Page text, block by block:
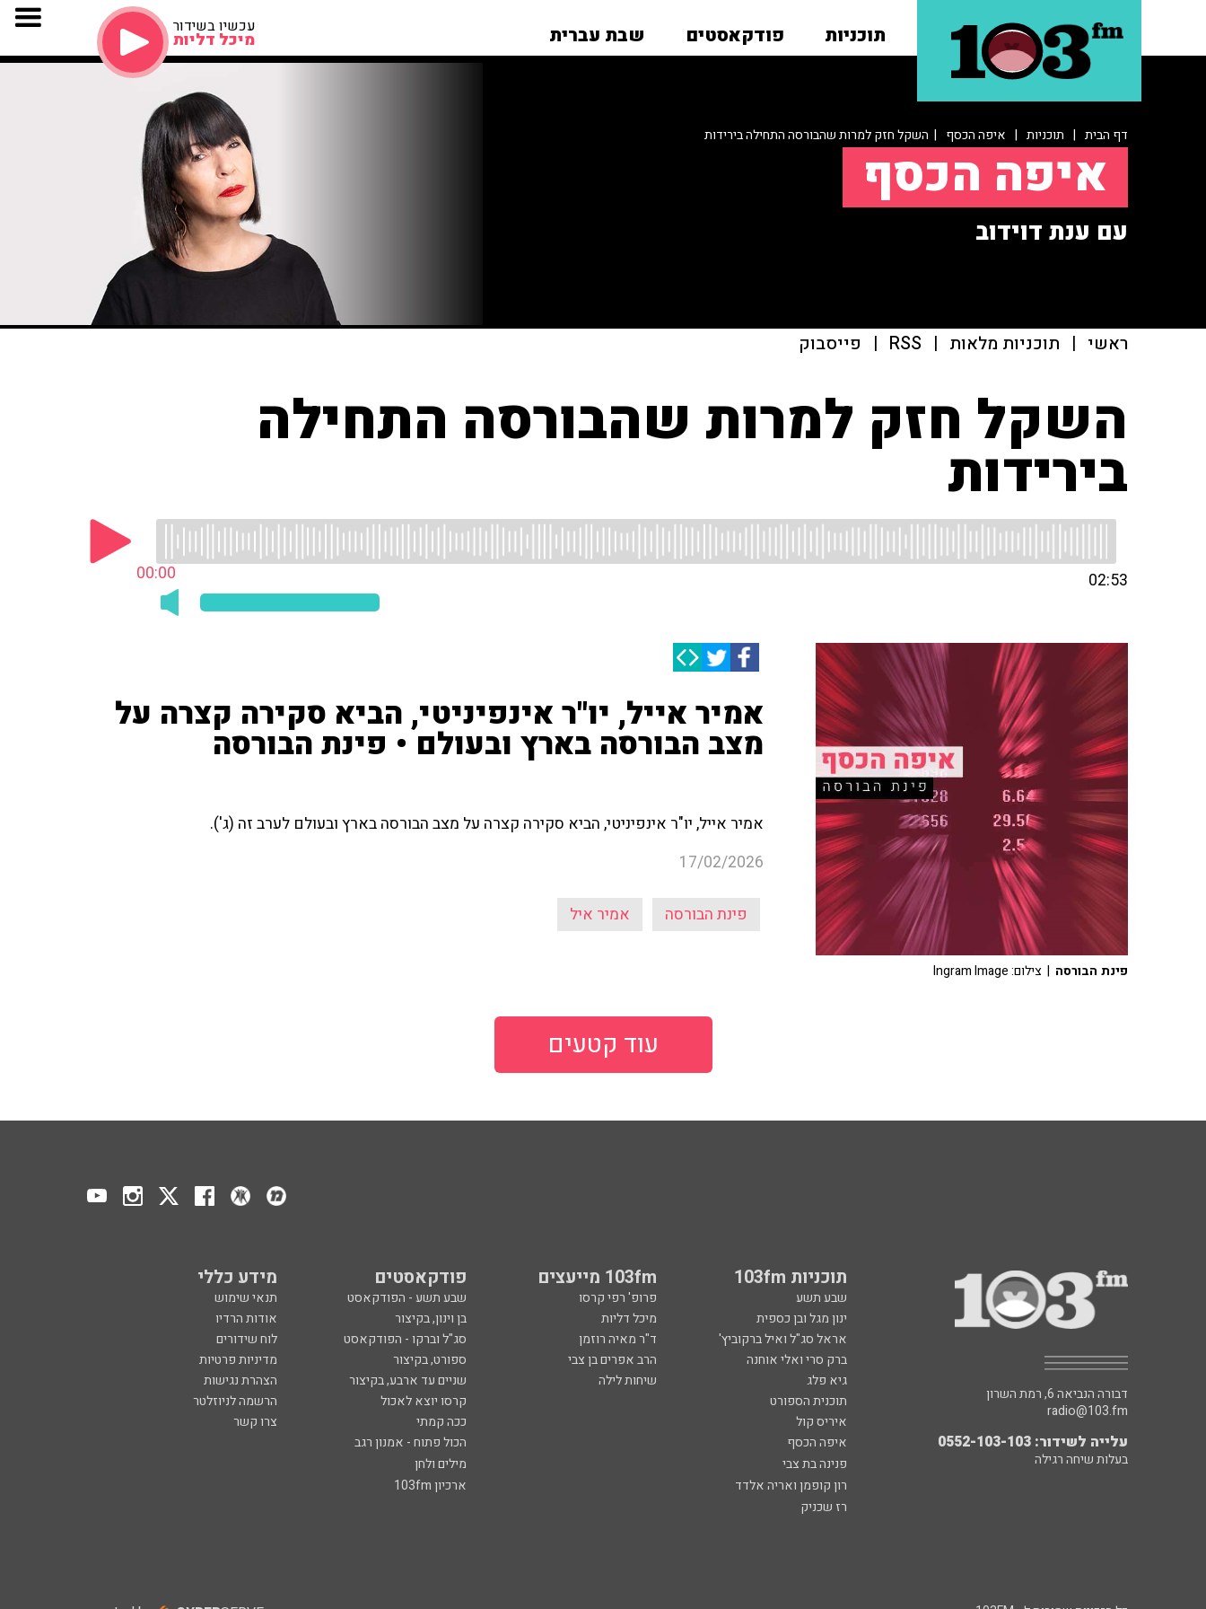
תוכניות פודקאסטים שבת עברית עכשיו בשידור
מיכל דליות
דף הבית | תוכניות | איפה הכסף | השקל חזק למרות שהבורסה התחילה בירידות
איפה הכסף
עם ענת דוידוב
ראשי | תוכניות מלאות |
RSS
| פייסבוק
השקל חזק למרות שהבורסה התחילה
בירידות
00:00 02:53
אמיר אייל, יו"ר אינפיניטי, הביא סקירה קצרה על
מצב הבורסה בארץ ובעולם • פינת הבורסה
אמיר אייל, יו"ר אינפיניטי, הביא סקירה קצרה על מצב הבורסה בארץ ובעולם לערב זה (ג').
17/02/2026
פינת הבורסה אמיר איל
פינת הבורסה | צילום: Ingram Image
עוד קטעים
תוכניות 103fm 103fm מייעצים פודקאסטים מידע כללי
שבע תשע פרופ' רפי קרסו שבע תשע - הפודקאסט
תנאי שימוש
ינון מגל ובן כספית
מיכל דליות בן וינון, בקיצור
אודות הרדיו
אראל סג"ל ואיל ברקוביץ'
ד"ר מאיה רוזמן סג"ל וברקו - הפודקאסט
לוח שידורים
ברק סרי ואלי אוחנה
הרב אפרים בן צבי ספורט, בקיצור
מדיניות פרטיות
גיא פלג
שיחות לילה שניים עד ארבע, בקיצור
הצהרת נגישות
תוכנית הספורט
קרסו יוצא לאכול
הרשמה לניוזלטר
איריס קול
ככה קמתי
צרו קשר
איפה הכסף
הכול פתוח - אמנון רגב
פנינה בת צבי
מילים ולחן
רון קופמן ואריה אלדד
ארכיון 103fm
רז שכניק
דבורה הנביאה 6, רמת השרון
radio@103.fm
עלייה לשידור: 0552-103-103
בעלות שיחה רגילה